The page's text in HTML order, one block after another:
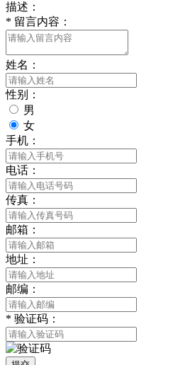
描述：
* 留言内容：
姓名：
性别：
男
女
手机：
电话：
传真：
邮箱：
地址：
邮编：
* 验证码：